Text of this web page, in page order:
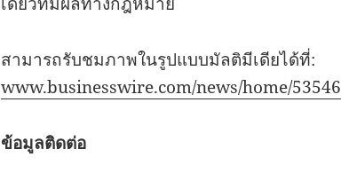
สามารถรับชมภาพในรูปแบบมัลติมีเดียได้ที่:
www.businesswire.com/news/home/
ข้อมูลติดต่อ